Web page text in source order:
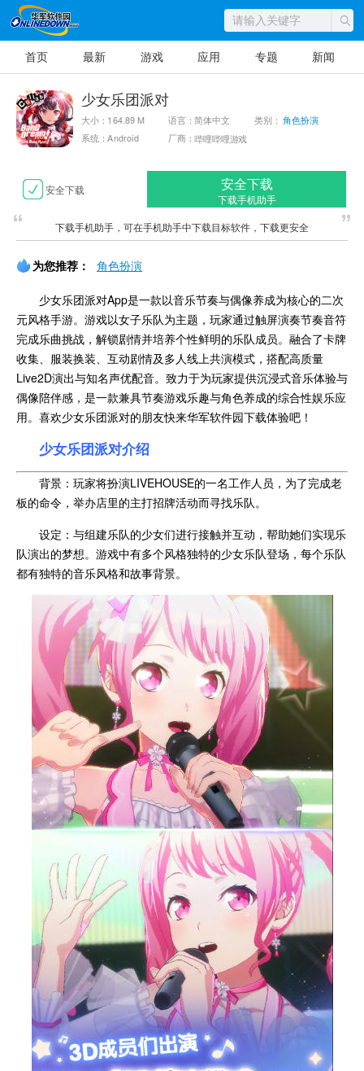
首页 最新 游戏 应用 专题 新闻
少女乐团派对
大小：164.89 M 语言：简体中文 类别：角色扮演
系统：Android
厂商：哔哩哔哩游戏
安全下载 安全下载
下载手机助手
下载手机助手，可在手机助手中下载目标软件，下载更安全
为您推荐： 角色扮演
少女乐团派对App是一款以音乐节奏与偶像养成为核心的二次
元风格手游。游戏以女子乐队为主题，玩家通过触屏演奏节奏音符
完成乐曲挑战，解锁剧情并培养个性鲜明的乐队成员。融合了卡牌
收集、服装换装、互动剧情及多人线上共演模式，搭配高质量
Live2D演出与知名声优配音。致力于为玩家提供沉浸式音乐体验与
偶像陪伴感，是一款兼具节奏游戏乐趣与角色养成的综合性娱乐应
用。喜欢少女乐团派对的朋友快来华军软件园下载体验吧！
少女乐团派对介绍
背景：玩家将扮演LIVEHOUSE的一名工作人员，为了完成老
板的命令，举办店里的主打招牌活动而寻找乐队。
设定：与组建乐队的少女们进行接触并互动，帮助她们实现乐
队演出的梦想。游戏中有多个风格独特的少女乐队登场，每个乐队
都有独特的音乐风格和故事背景。